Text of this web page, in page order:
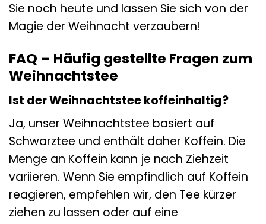
Sie noch heute und lassen Sie sich von der
Magie der Weihnacht verzaubern!
FAQ – Häufig gestellte Fragen zum
Weihnachtstee
Ist der Weihnachtstee koffeinhaltig?
Ja, unser Weihnachtstee basiert auf
Schwarztee und enthält daher Koffein. Die
Menge an Koffein kann je nach Ziehzeit
variieren. Wenn Sie empfindlich auf Koffein
reagieren, empfehlen wir, den Tee kürzer
ziehen zu lassen oder auf eine